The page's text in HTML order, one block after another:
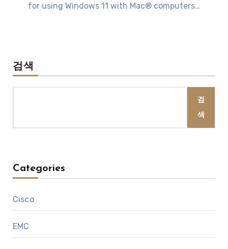
for using Windows 11 with Mac® computers…
검색
검
색
Categories
Cisco
EMC